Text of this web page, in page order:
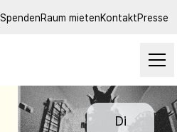
SpendenRaum mietenKontaktPresse
Di